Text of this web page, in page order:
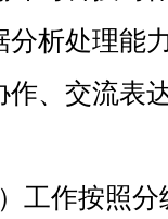
分析处理能
作、交流表
工作按照